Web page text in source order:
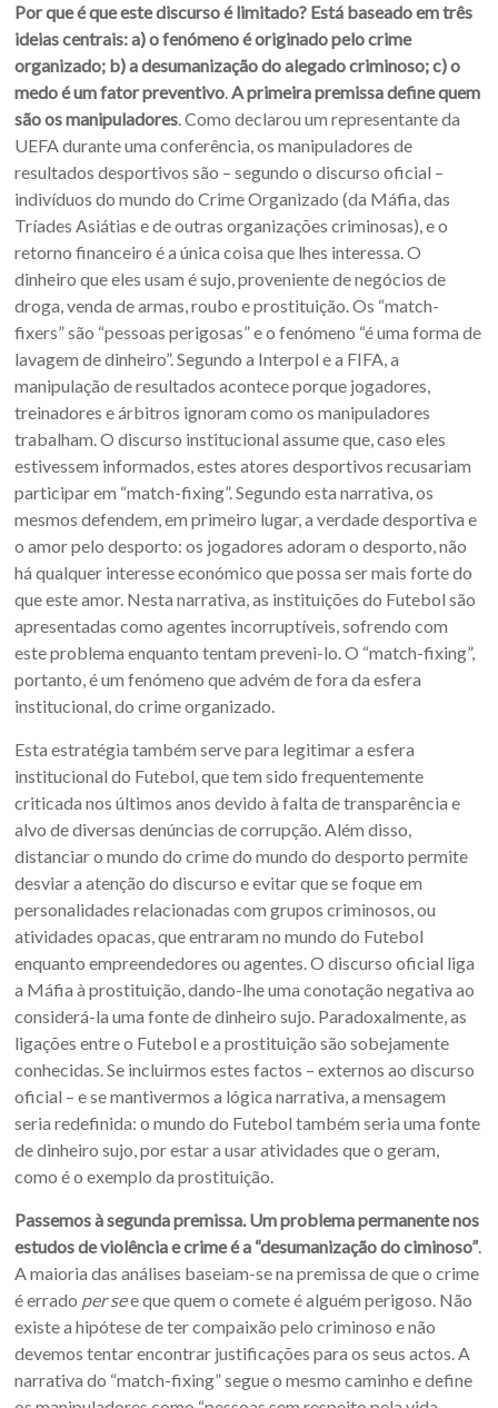
Por que é que este discurso é limitado? Está baseado em três
ideias centrais: a) o fenómeno é originado pelo crime
organizado; b) a desumanização do alegado criminoso; c) o
medo é um fator preventivo.A primeira premissa define quem
são os manipuladores. Como declarou um representante da
UEFA durante uma conferência, os manipuladores de
resultados desportivos são – segundo o discurso oficial –
indivíduos do mundo do Crime Organizado (da Máfia, das
Tríades Asiátias e de outras organizações criminosas), e o
retorno financeiro é a única coisa que lhes interessa. O
dinheiro que eles usam é sujo, proveniente de negócios de
droga, venda de armas, roubo e prostituição. Os “match-
fixers” são “pessoas perigosas” e o fenómeno “é uma forma de
lavagem de dinheiro”. Segundo a Interpol e a FIFA, a
manipulação de resultados acontece porque jogadores,
treinadores e árbitros ignoram como os manipuladores
trabalham. O discurso institucional assume que, caso eles
estivessem informados, estes atores desportivos recusariam
participar em “match-fixing”. Segundo esta narrativa, os
mesmos defendem, em primeiro lugar, a verdade desportiva e
o amor pelo desporto: os jogadores adoram o desporto, não
há qualquer interesse económico que possa ser mais forte do
que este amor. Nesta narrativa, as instituições do Futebol são
apresentadas como agentes incorruptíveis, sofrendo com
este problema enquanto tentam preveni-lo. O “match-fixing”,
portanto, é um fenómeno que advém de fora da esfera
institucional, do crime organizado.
Esta estratégia também serve para legitimar a esfera
institucional do Futebol, que tem sido frequentemente
criticada nos últimos anos devido à falta de transparência e
alvo de diversas denúncias de corrupção. Além disso,
distanciar o mundo do crime do mundo do desporto permite
desviar a atenção do discurso e evitar que se foque em
personalidades relacionadas com grupos criminosos, ou
atividades opacas, que entraram no mundo do Futebol
enquanto empreendedores ou agentes. O discurso oficial liga
a Máfia à prostituição, dando-lhe uma conotação negativa ao
considerá-la uma fonte de dinheiro sujo. Paradoxalmente, as
ligações entre o Futebol e a prostituição são sobejamente
conhecidas. Se incluirmos estes factos – externos ao discurso
oficial – e se mantivermos a lógica narrativa, a mensagem
seria redefinida: o mundo do Futebol também seria uma fonte
de dinheiro sujo, por estar a usar atividades que o geram,
como é o exemplo da prostituição.
Passemos à segunda premissa. Um problema permanente nos
estudos de violência e crime é a “desumanização do ciminoso”.
A maioria das análises baseiam-se na premissa de que o crime
é errado per see que quem o comete é alguém perigoso. Não
existe a hipótese de ter compaixão pelo criminoso e não
devemos tentar encontrar justificações para os seus actos. A
narrativa do “match-fixing” segue o mesmo caminho e define